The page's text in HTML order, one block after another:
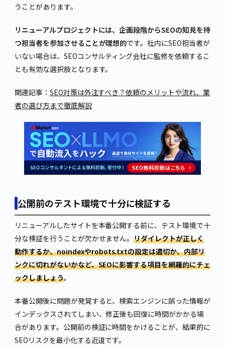
うことがあります。
リニューアルプロジェクトには、企画段階からSEOの知見を持
つ担当者を参加させることが理想的です。社内にSEO担当者が
いない場合は、SEOコンサルティング会社に監修を依頼するこ
とも有効な選択肢となります。
関連記事： SEO対策は外注すべき？依頼のメリットや流れ、業
者の選び方まで徹底解説
公開前のテスト環境で十分に検証する
リニューアルしたサイトを本番公開する前に、テスト環境で十
分な検証を行うことが欠かせません。リダイレクトが正しく
動作するか、noindexやrobots.txtの設定は適切か、内部リ
ンクに切れがないかなど、SEOに影響する項目を網羅的にチェ
ックしましょう。
本番公開後に問題が発覚すると、検索エンジンに誤った情報が
インデックスされてしまい、修正後も回復に時間がかかる場
合があります。公開前の検証に時間をかけることが、結果的に
SEOリスクを最小化する近道です。